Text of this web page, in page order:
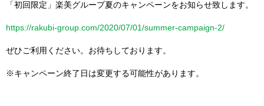
「初回限定」楽美グループ夏のキャンペーンをお知らせ致します。
https://rakubi-group.com/2020/07/01/summer-campaign-2/
ぜひご利用ください。お待ちしております。
※キャンペーン終了日は変更する可能性があります。